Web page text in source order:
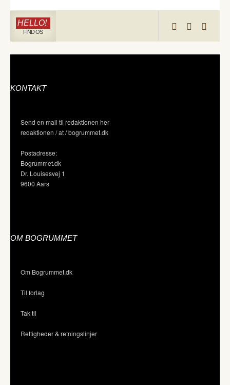
HELLO!
FIND OS
KONTAKT
Send en mail til redaktionen her
redaktionen / at / bogrummet.dk
Postadresse:
Bogrummet.dk
Dr. Louisesvej 1
9600 Aars
OM BOGRUMMET
Om Bogrummet.dk
Til forlag
Tak til
Rettigheder & retningslinjer